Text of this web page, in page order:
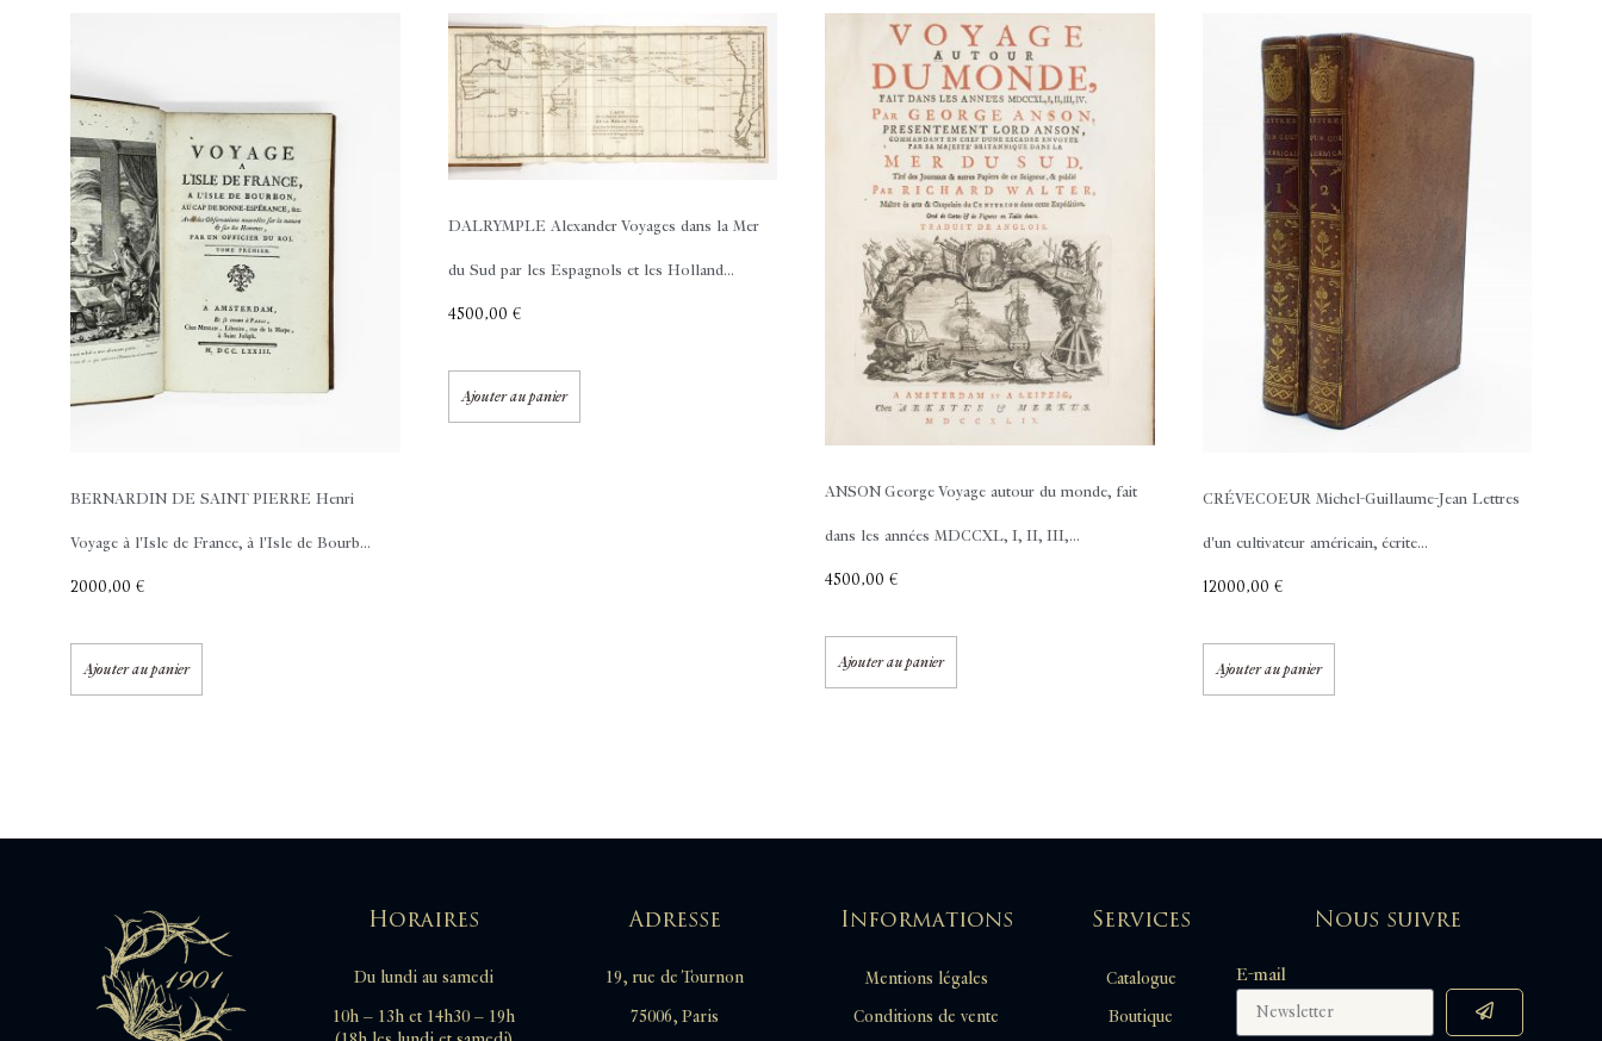
BERNARDIN DE SAINT PIERRE Henri
Voyage à l'Isle de France, à l'Isle de Bourb...
2000,00 €
Ajouter au panier
DALRYMPLE AlexanderVoyages dans la Mer
du Sud par les Espagnols et les Holland...
4500,00 €
Ajouter au panier
ANSON George Voyage autour du monde, fait
dans les années MDCCXL, I, II, III,...
4500,00 €
Ajouter au panier
CRÉVECOEUR Michel-Guillaume-JeanLettres
d'un cultivateur américain, écrite...
12000,00 €
Ajouter au panier
Horaires
Du lundi au samedi
10h – 13h et 14h30 – 19h
Adresse
19, rue de Tournon
75006, Paris
Informations
Mentions légales
Conditions de vente
Services
Catalogue
Boutique
Nous suivre
E-mail